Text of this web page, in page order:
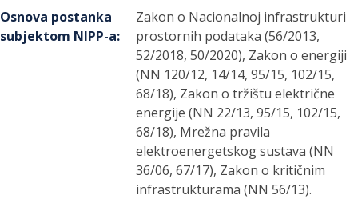
Osnova postanka
subjektom NIPP-a:
Zakon o Nacionalnoj infrastrukturi
prostornih podataka (56/2013,
52/2018, 50/2020), Zakon o energiji
(NN 120/12, 14/14, 95/15, 102/15,
68/18), Zakon o tržištu električne
energije (NN 22/13, 95/15, 102/15,
68/18), Mrežna pravila
elektroenergetskog sustava (NN
36/06, 67/17), Zakon o kritičnim
infrastrukturama (NN 56/13).